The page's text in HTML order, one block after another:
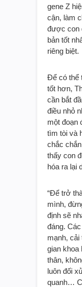
gene Z
cận, làm
được con
bản tốt
riêng biệt.
Để có thể
tốt hơn,
cần bắt
điều nhỏ
một đoạn
tìm tòi và
chắc
thấy con
hóa ra lại
“Để trở
mình,
định sẽ
đáng.
mạnh, cải
gian khoa
thân,
luôn đối
quanh…